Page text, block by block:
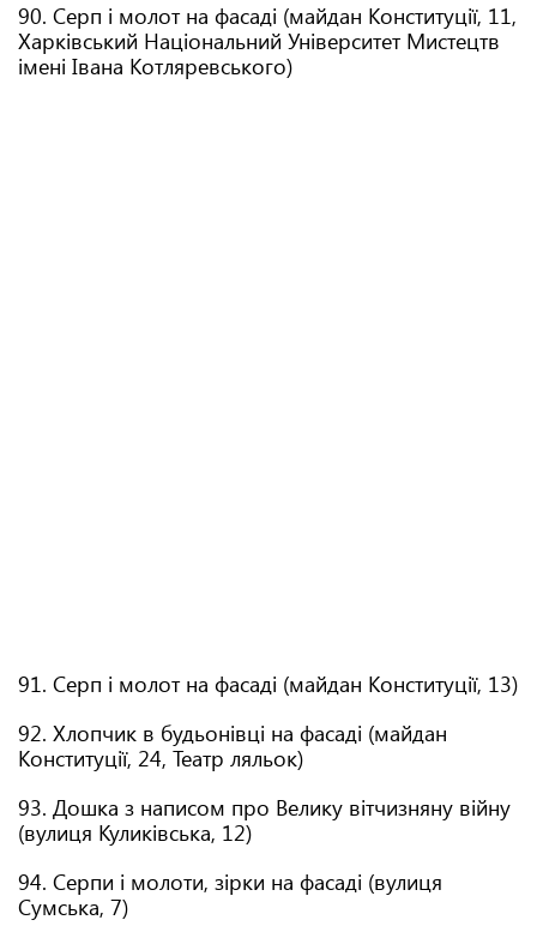
90. Серп і молот на фасаді (майдан Конституції, 11,
Харківський Національний Університет Мистецтв
імені Івана Котляревського)
91. Серп і молот на фасаді (майдан Конституції, 13)
92. Хлопчик в будьонівці на фасаді (майдан
Конституції, 24, Театр ляльок)
93. Дошка з написом про Велику вітчизняну війну
(вулиця Куликівська, 12)
94. Серпи і молоти, зірки на фасаді (вулиця
Сумська, 7)